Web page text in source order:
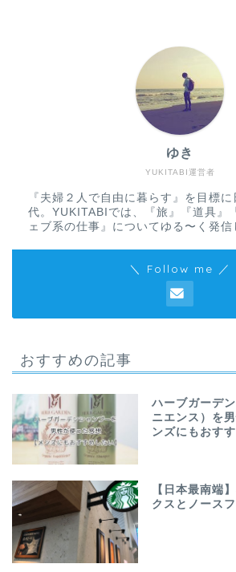
YUKITABI運営者
ゆき
『夫婦２人で自由に暮らす』を目標
代。YUKITABIでは、『旅』『道具』
ェブ系の仕事』についてゆる〜く発信
＼ Follow me ／
おすすめの記事
ハーブガーデ
ニエンス）を
ンズにもおす
【日本最南端
クスとノース